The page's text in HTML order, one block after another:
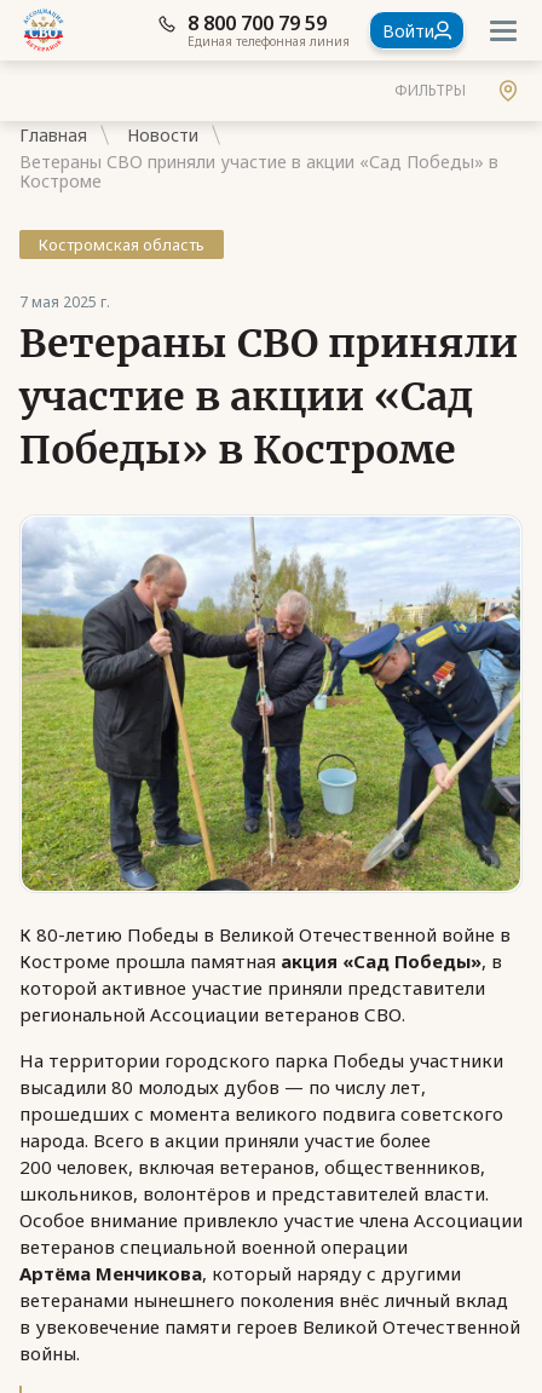
8 800 700 79 59
Единая телефонная линия Войти
ФИЛЬТРЫ
Главная
Новости
Ветераны СВО приняли участие в акции «Сад Победы» в
Костроме
Костромская область
7 мая 2025 г.
Ветераны СВО приняли
участие в акции «Сад
Победы» в Костроме
К 80-летию Победы в Великой Отечественной войне в
Костроме прошла памятная акция «Сад Победы», в
которой активное участие приняли представители
региональной Ассоциации ветеранов СВО.
На территории городского парка Победы участники
высадили 80 молодых дубов — по числу лет,
прошедших с момента великого подвига советского
народа. Всего в акции приняли участие более
200 человек, включая ветеранов, общественников,
школьников, волонтёров и представителей власти.
Особое внимание привлекло участие члена Ассоциации
ветеранов специальной военной операции
Артёма Менчикова, который наряду с другими
ветеранами нынешнего поколения внёс личный вклад
в увековечение памяти героев Великой Отечественной
войны.
Стать членом Ассоциации ветеранов СВО
Ассоциация в субъектах России
Частые вопросы
Юридическая помощь
Региональные меры поддержки